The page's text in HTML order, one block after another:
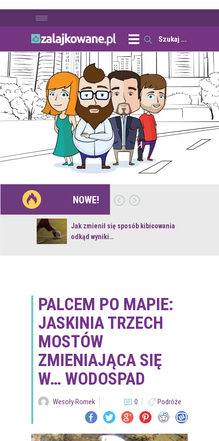
NOWE!
Jak zmienił się sposób kibicowania
odkąd wyniki…
PALCEM PO MAPIE:
JASKINIA TRZECH
MOSTÓW
ZMIENIAJĄCA SIĘ
W… WODOSPAD
Wesoły Romek 0 Podróże